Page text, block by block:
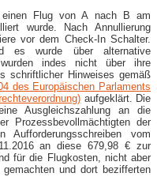
Flug von A nach B am
wurde. Nach Annullierung
vor dem Check-In Schalter.
es wurde über alternative
indes nicht über ihre
schriftlicher Hinweises gemäß
des Europäischen Parlaments
aufgeklärt. Die
Ausgleichszahlung an die
Prozessbevollmächtigten der
vom
an diese 679,98 € zur
für die Flugkosten, nicht aber
und dort bezifferten